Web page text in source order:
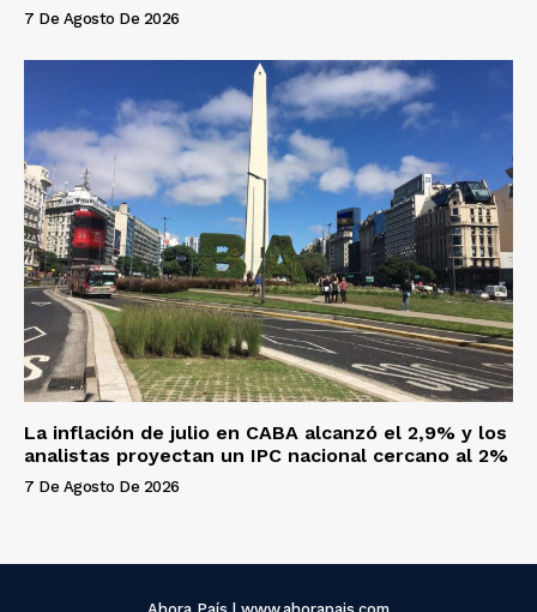
7 De Agosto De 2026
La inflación de julio en CABA alcanzó el 2,9% y los
analistas proyectan un IPC nacional cercano al 2%
7 De Agosto De 2026